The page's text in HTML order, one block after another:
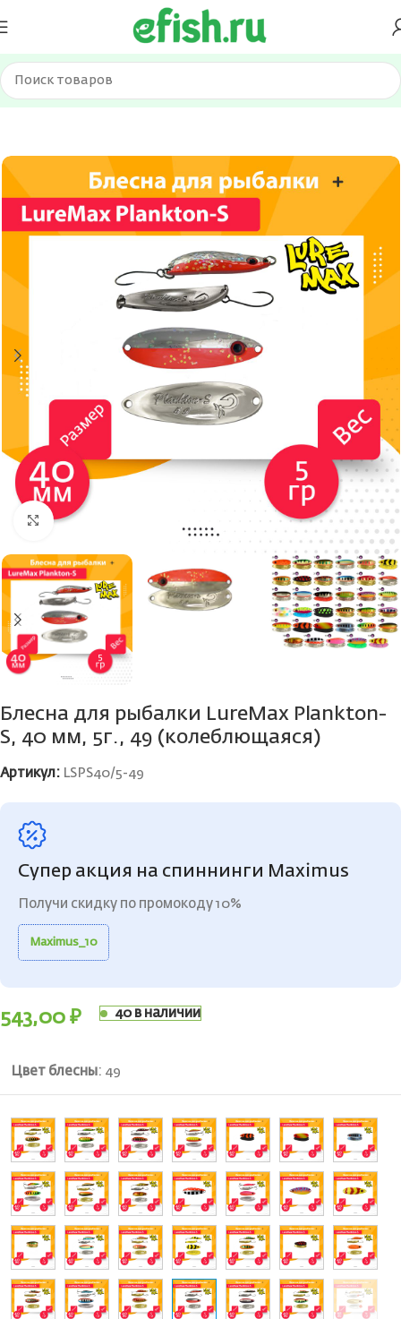
Главная Приманки Блесна
Нажмите, чтобы увеличить
Блесна для рыбалки LureMax Plankton-
S, 40 мм, 5г., 49 (колеблющаяся)
Артикул: LSPS40/5-49
Супер акция на спиннинги Maximus
Получи скидку по промокоду 10%
Maximus_10
543,00 ₽ 40 в наличии
Цвет блесны: 49